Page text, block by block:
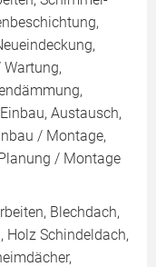
Austausch,
/ Montage,
/ Montage
Blechdach,
Holz Schindeldach,